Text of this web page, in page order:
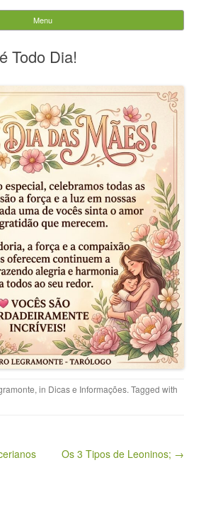
por:
Menu
Todo Dia!
, in Dicas e Informações. Tagged with
Os 3 Tipos de Leoninos; →